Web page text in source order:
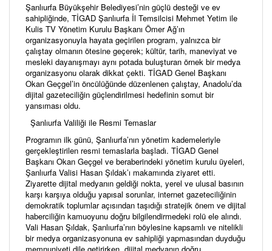
Şanlıurfa Büyükşehir Belediyesi’nin güçlü desteği ve ev
sahipliğinde, TİGAD Şanlıurfa İl Temsilcisi Mehmet Yetim ile
Kulis TV Yönetim Kurulu Başkanı Ömer Ağ’ın
organizasyonuyla hayata geçirilen program, yalnızca bir
çalıştay olmanın ötesine geçerek; kültür, tarih, maneviyat ve
mesleki dayanışmayı aynı potada buluşturan örnek bir medya
organizasyonu olarak dikkat çekti. TİGAD Genel Başkanı
Okan Geçgel’in öncülüğünde düzenlenen çalıştay, Anadolu’da
dijital gazeteciliğin güçlendirilmesi hedefinin somut bir
yansıması oldu.
Şanlıurfa Valiliği ile Resmi Temaslar
Programın ilk günü, Şanlıurfa’nın yönetim kademeleriyle
gerçekleştirilen resmi temaslarla başladı. TİGAD Genel
Başkanı Okan Geçgel ve beraberindeki yönetim kurulu üyeleri,
Şanlıurfa Valisi Hasan Şıldak’ı makamında ziyaret etti.
Ziyarette dijital medyanın geldiği nokta, yerel ve ulusal basının
karşı karşıya olduğu yapısal sorunlar, internet gazeteciliğinin
demokratik toplumlar açısından taşıdığı stratejik önem ve dijital
haberciliğin kamuoyunu doğru bilgilendirmedeki rolü ele alındı.
Vali Hasan Şıldak, Şanlıurfa’nın böylesine kapsamlı ve nitelikli
bir medya organizasyonuna ev sahipliği yapmasından duyduğu